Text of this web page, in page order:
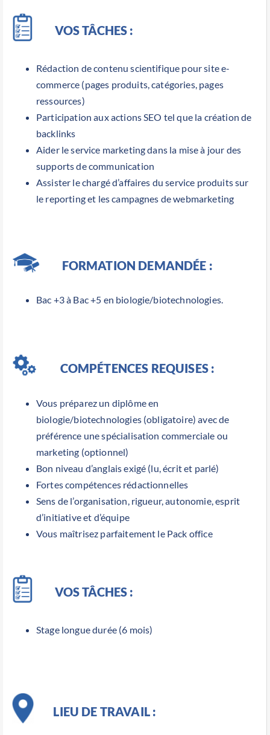
VOS TÂCHES :
Rédaction de contenu scientifique pour site e-
commerce (pages produits, catégories, pages
ressources)
Participation aux actions SEO tel que la création de
backlinks
Aider le service marketing dans la mise à jour des
supports de communication
Assister le chargé d’affaires du service produits sur
le reporting et les campagnes de webmarketing
FORMATION DEMANDÉE :
Bac +3 à Bac +5 en biologie/biotechnologies.
COMPÉTENCES REQUISES :
Vous préparez un diplôme en
biologie/biotechnologies (obligatoire) avec de
préférence une spécialisation commerciale ou
marketing (optionnel)
Bon niveau d’anglais exigé (lu, écrit et parlé)
Fortes compétences rédactionnelles
Sens de l’organisation, rigueur, autonomie, esprit
d’initiative et d’équipe
Vous maîtrisez parfaitement le Pack office
VOS TÂCHES :
Stage longue durée (6 mois)
LIEU DE TRAVAIL :